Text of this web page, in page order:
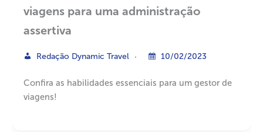
viagens para uma administração
assertiva
Redação Dynamic Travel 10/02/2023
Confira as habilidades essenciais para um gestor de
viagens!